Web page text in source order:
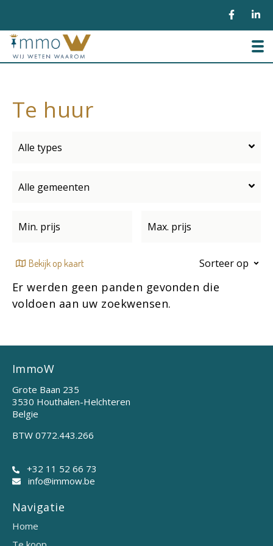
Te huur
Alle types
Alle gemeenten
Bekijk op kaart Sorteer op
Er werden geen panden gevonden die
voldoen aan uw zoekwensen.
ImmoW
Grote Baan 235
3530 Houthalen-Helchteren
Belgie
BTW 0772.443.266
+32 11 52 66 73
info@immow.be
Navigatie
Home